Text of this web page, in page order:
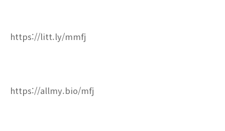
https://litt.ly/mmfj
https://allmy.bio/mfj